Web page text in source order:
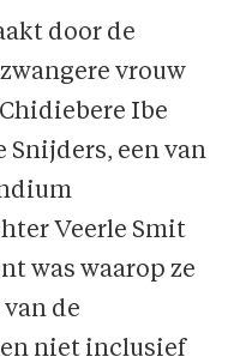
door de
vrouw
Ibe
Snijders, een van
Veerle Smit
was waarop ze
de
niet inclusief